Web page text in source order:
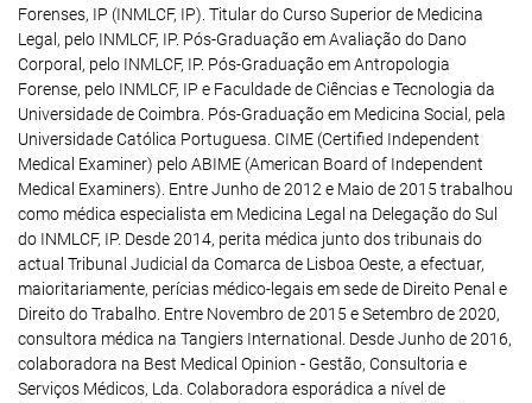
Forenses, IP (INMLCF, IP). Titular do Curso Superior de Medicina
Legal, pelo INMLCF, IP. Pós-Graduação em Avaliação do Dano
Corporal, pelo INMLCF, IP. Pós-Graduação em Antropologia
Forense, pelo INMLCF, IP e Faculdade de Ciências e Tecnologia da
Universidade de Coimbra. Pós-Graduação em Medicina Social, pela
Universidade Católica Portuguesa. CIME (Certified Independent
Medical Examiner) pelo ABIME (American Board of Independent
Medical Examiners). Entre Junho de 2012 e Maio de 2015 trabalhou
como médica especialista em Medicina Legal na Delegação do Sul
do INMLCF, IP. Desde 2014, perita médica junto dos tribunais do
actual Tribunal Judicial da Comarca de Lisboa Oeste, a efectuar,
maioritariamente, perícias médico-legais em sede de Direito Penal e
Direito do Trabalho. Entre Novembro de 2015 e Setembro de 2020,
consultora médica na Tangiers International. Desde Junho de 2016,
colaboradora na Best Medical Opinion - Gestão, Consultoria e
Serviços Médicos, Lda. Colaboradora esporádica a nível de